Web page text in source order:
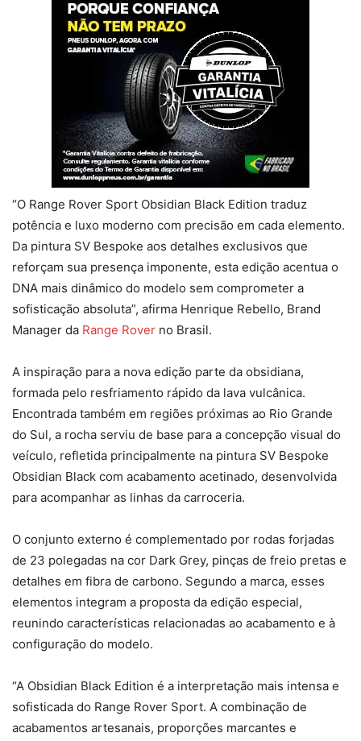
“O Range Rover Sport Obsidian Black Edition traduz
potência e luxo moderno com precisão em cada elemento.
Da pintura SV Bespoke aos detalhes exclusivos que
reforçam sua presença imponente, esta edição acentua o
DNA mais dinâmico do modelo sem comprometer a
sofisticação absoluta”, afirma Henrique Rebello, Brand
Manager da Range Rover no Brasil.
A inspiração para a nova edição parte da obsidiana,
formada pelo resfriamento rápido da lava vulcânica.
Encontrada também em regiões próximas ao Rio Grande
do Sul, a rocha serviu de base para a concepção visual do
veículo, refletida principalmente na pintura SV Bespoke
Obsidian Black com acabamento acetinado, desenvolvida
para acompanhar as linhas da carroceria.
O conjunto externo é complementado por rodas forjadas
de 23 polegadas na cor Dark Grey, pinças de freio pretas e
detalhes em fibra de carbono. Segundo a marca, esses
elementos integram a proposta da edição especial,
reunindo características relacionadas ao acabamento e à
configuração do modelo.
“A Obsidian Black Edition é a interpretação mais intensa e
sofisticada do Range Rover Sport. A combinação de
acabamentos artesanais, proporções marcantes e